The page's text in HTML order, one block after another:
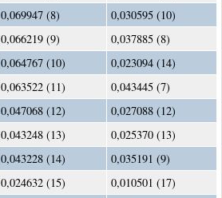
0,069947 (8)
0,030595 (10)
0,066219 (9)
0,037885 (8)
0,064767 (10)
0,023094 (14)
0,063522 (11)
0,043445 (7)
0,047068 (12)
0,027088 (12)
0,043248 (13)
0,025370 (13)
0,043228 (14)
0,035191 (9)
0,024632 (15)
0,010501 (17)